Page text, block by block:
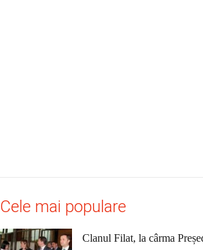
Cele mai populare
Clanul Filat, la cârma